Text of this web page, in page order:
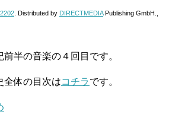
. Distributed by DIRECTMEDIAPublishing GmbH.,
半の音楽の４回目です。
全体の目次はコチラです。